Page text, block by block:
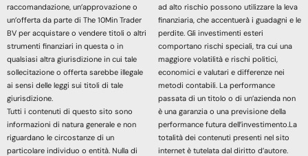
raccomandazione, un’approvazione o
un’offerta da parte di The 10Min Trader
BV per acquistare o vendere titoli o altri
strumenti finanziari in questa o in
qualsiasi altra giurisdizione in cui tale
sollecitazione o offerta sarebbe illegale
ai sensi delle leggi sui titoli di tale
giurisdizione.
Tutti i contenuti di questo sito sono
informazioni di natura generale e non
riguardano le circostanze di un
particolare individuo o entità. Nulla di
ad alto rischio possono utilizzare la leva
finanziaria, che accentuerà i guadagni e le
perdite. Gli investimenti esteri
comportano rischi speciali, tra cui una
maggiore volatilità e rischi politici,
economici e valutari e differenze nei
metodi contabili. La performance
passata di un titolo o di un’azienda non
è una garanzia o una previsione della
performance futura dell’investimento.La
totalità dei contenuti presenti nel sito
internet è tutelata dal diritto d’autore.